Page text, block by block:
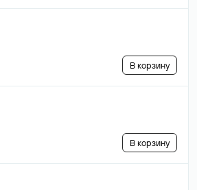
В корзину
В корзину